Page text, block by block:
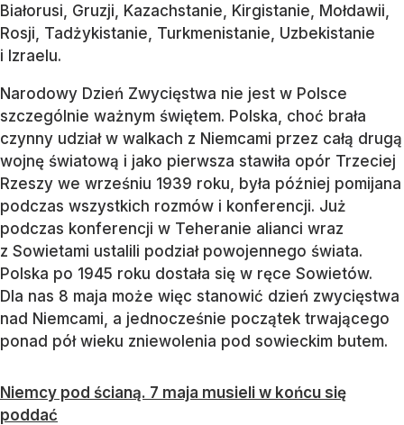
Białorusi, Gruzji, Kazachstanie, Kirgistanie, Mołdawii,
Rosji, Tadżykistanie, Turkmenistanie, Uzbekistanie
i Izraelu.
Narodowy Dzień Zwycięstwa nie jest w Polsce
szczególnie ważnym świętem. Polska, choć brała
czynny udział w walkach z Niemcami przez całą drugą
wojnę światową i jako pierwsza stawiła opór Trzeciej
Rzeszy we wrześniu 1939 roku, była później pomijana
podczas wszystkich rozmów i konferencji. Już
podczas konferencji w Teheranie alianci wraz
z Sowietami ustalili podział powojennego świata.
Polska po 1945 roku dostała się w ręce Sowietów.
Dla nas 8 maja może więc stanowić dzień zwycięstwa
nad Niemcami, a jednocześnie początek trwającego
ponad pół wieku zniewolenia pod sowieckim butem.
Niemcy pod ścianą. 7 maja musieli w końcu się
poddać